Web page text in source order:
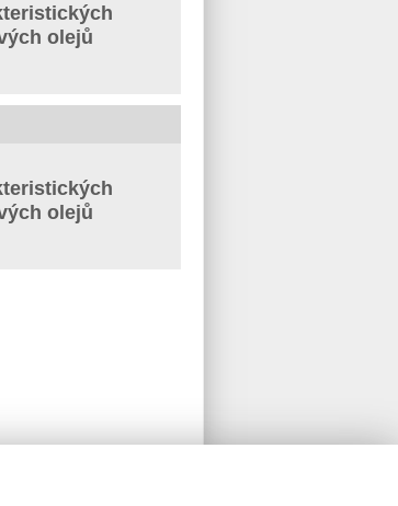
olejů
olejů